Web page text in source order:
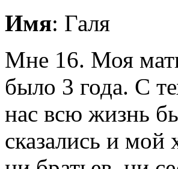
Имя: Галя
Мне 16. Моя
было 3 года. С
нас всю жизнь
сказались и мой